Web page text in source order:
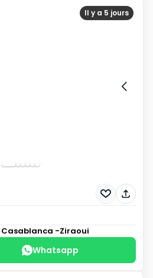
Il y a 5 jours
Casablanca -Ziraoui
Whatsapp